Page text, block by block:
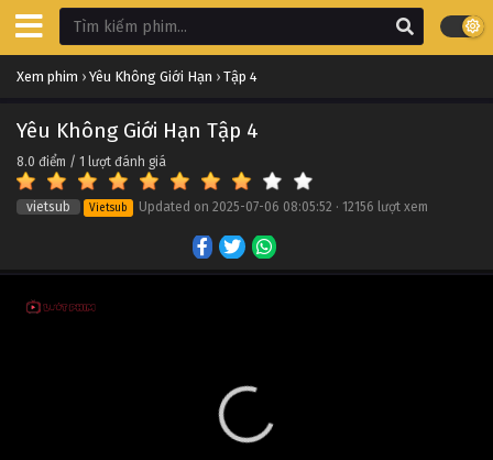
Xem phim › Yêu Không Giới Hạn › Tập 4
Yêu Không Giới Hạn Tập 4
8.0 điểm / 1 lượt đánh giá
vietsub Vietsub Updated on 2025-07-06 08:05:52 · 12156 lượt xem
Yêu Không Giới Hạn Tập 14
Tập 14
Yêu Không Giới Hạn Tập 13
Tập 13
Yêu Không Giới Hạn Tập 10